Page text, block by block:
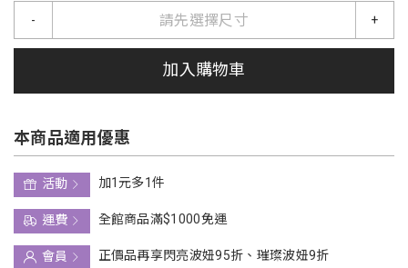
請先選擇尺寸
- +
加入購物車
本商品適用優惠
活動
加1元多1件
運費
全館商品滿$1000免運
會員
正價品再享閃亮波妞95折、璀璨波妞9折